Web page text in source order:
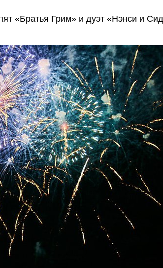
«Братья Грим» и дуэт «Нэнси и